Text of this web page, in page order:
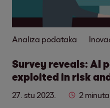
Analiza podataka
Survey reveals: AI
exploited in risk
27. stu 2023. 2 minuta